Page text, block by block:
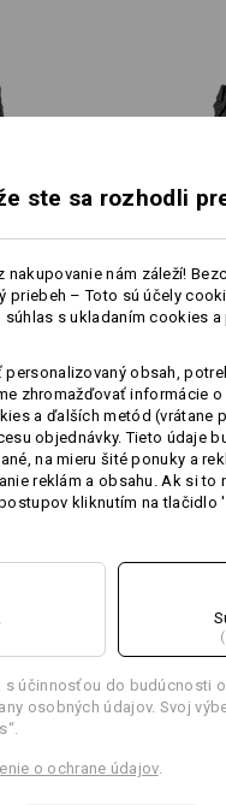
Vrchný materiál
Perte v
Bližšie
viac
1 / 2
1 / 4
ste sa rozhodli
nám záleží!
priebeh – Toto sú účely
súhlas s ukladaním cookies
obsah,
zhromažďovať informácie o
a ďalších metód (vrátane
objednávky. Tieto údaje
na mieru šité ponuky a
reklám a obsahu. Ak si to
kliknutím na tlačidlo
s účinnosťou do budúcnosti
osobných údajov. Svoj
o ochrane údajov.